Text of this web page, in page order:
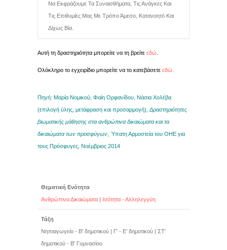
Να Εκφράζουμε Τα Συναισθήματα, Τις Ανάγκες Και
Τις Επιθυμίες Μας Με Τρόπο Άμεσο, Κατανοητό Και
Δίχως Βία.
Αυτή τη δραστηριότητα μπορείτε να τη βρείτε εδώ
Ολόκληρο το εγχειρίδιο μπορείτε να το κατεβάσετε εδώ
Πηγή: Μαρία Νομικού, Φαίη Ορφανίδου, Νάσια Χολέβα
(επιλογή ύλης, μετάφραση και προσαρμογή), Δραστηριότητες
βιωματικής μάθησης στα ανθρώπινα δικαιώματα και τα
δικαιώματα των προσφύγων , Ύπατη Αρμοστεία του ΟΗΕ για
τους Πρόσφυγες, Νοέμβριος 2014
Θεματική Ενότητα
Ανθρώπινα Δικαιώματα | Ισότητα - Αλληλεγγύη
Τάξη
Νηπιαγωγείο - Β' δημοτικού | Γ' - Ε' δημοτικού | ΣΤ'
δημοτικού - Β' Γυμνασίου